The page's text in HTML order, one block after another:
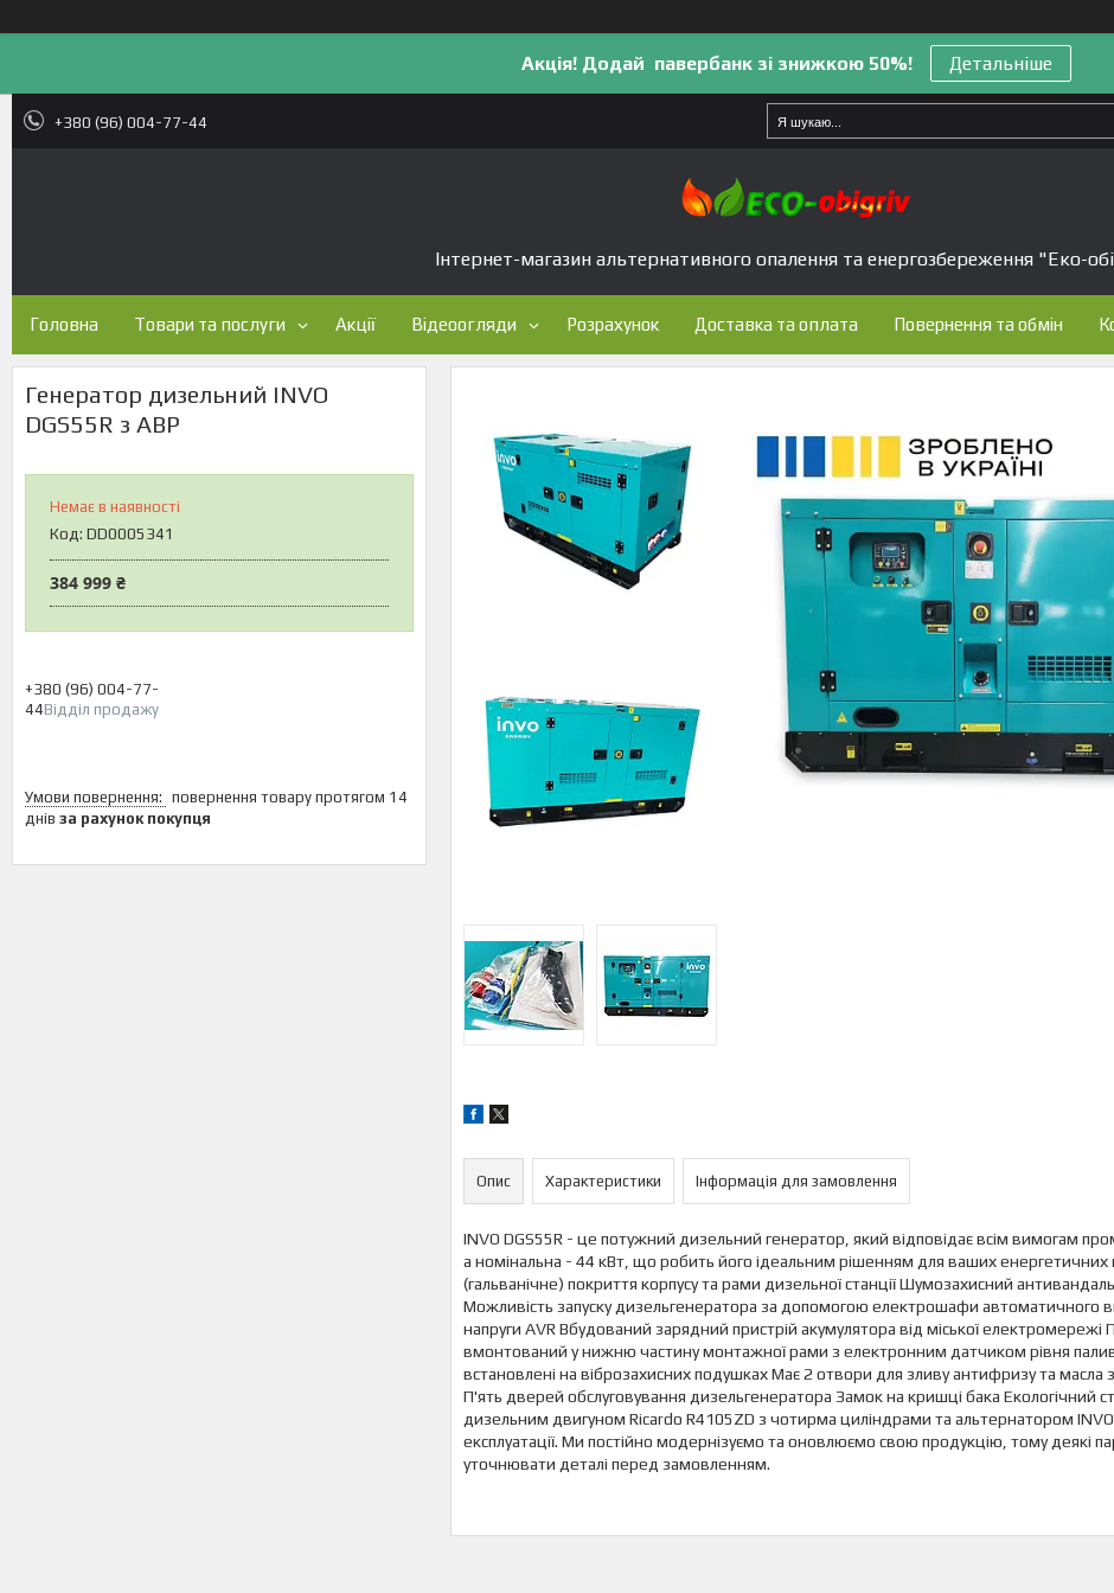
Акція! Додай павербанк зі знижкою 50%! Детальніше
+380 (96) 004-77-44
Інтернет-магазин альтернативного опалення та енергозбереження "Еко-
Головна Товари та послуги Акції Відеоогляди Розрахунок Доставка та оплата Повернення та обмін
Генератор дизельний INVO
DGS55R з АВР
Немає в наявності
Код: DD0005341
384 999 ₴
+380 (96) 004-77-
44Відділ продажу
повернення товару протягом 14
днів за рахунок покупця
Опис Характеристики Інформація для замовлення
INVO DGS55R - це потужний дизельний генератор, який відповідає всім вимогам
а номінальна - 44 кВт, що робить його ідеальним рішенням для ваших енергетичних
(гальванічне) покриття корпусу та рами дизельної станції Шумозахисний
Можливість запуску дизельгенератора за допомогою електрошафи автоматичного
напруги AVR Вбудований зарядний пристрій акумулятора від міської електромережі
вмонтований у нижню частину монтажної рами з електронним датчиком рівня
встановлені на віброзахисних подушках Має 2 отвори для зливу антифризу та масла
П'ять дверей обслуговування дизельгенератора Замок на кришці бака Екологічний
дизельним двигуном Ricardo R4105ZD з чотирма циліндрами та альтернатором INVO
експлуатації. Ми постійно модернізуємо та оновлюємо свою продукцію, тому
уточнювати деталі перед замовленням.